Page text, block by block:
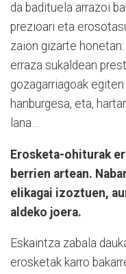
da badituela arrazoi
prezioari eta
zaion gizarte
erraza sukaldean
gozagarriagoak
hanburgesa, eta,
lana…
Erosketa-ohiturak
berrien artean.
elikagai izoztuen,
aldeko joera.
Eskaintza zabala
erosketak karro